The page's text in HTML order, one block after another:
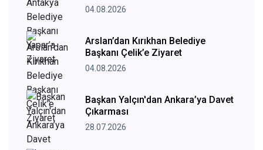
04.08.2026
Arslan’dan Kırıkhan Belediye
Başkanı Çelik’e Ziyaret
04.08.2026
Başkan Yalçın'dan Ankara’ya Davet
Çıkarması
28.07.2026